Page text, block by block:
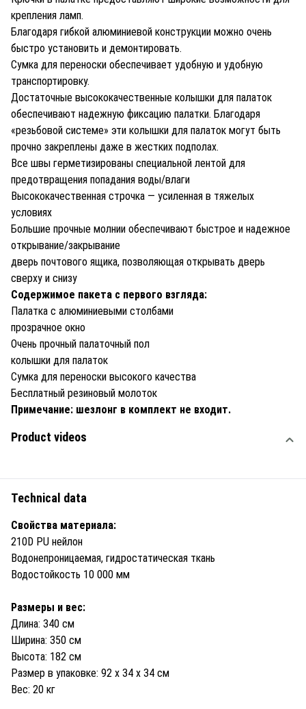
крепления ламп.
Благодаря гибкой алюминиевой конструкции можно очень
быстро установить и демонтировать.
Сумка для переноски обеспечивает удобную и удобную
транспортировку.
Достаточные высококачественные колышки для палаток
обеспечивают надежную фиксацию палатки. Благодаря
«резьбовой системе» эти колышки для палаток могут быть
прочно закреплены даже в жестких подполах.
Все швы герметизированы специальной лентой для
предотвращения попадания воды/влаги
Высококачественная строчка — усиленная в тяжелых
условиях
Большие прочные молнии обеспечивают быстрое и надежное
открывание/закрывание
дверь почтового ящика, позволяющая открывать дверь
сверху и снизу
Содержимое пакета с первого взгляда:
Палатка с алюминиевыми столбами
прозрачное окно
Очень прочный палаточный пол
колышки для палаток
Сумка для переноски высокого качества
Бесплатный резиновый молоток
Примечание: шезлонг в комплект не входит.
Product videos
Technical data
Свойства материала:
210D PU нейлон
Водонепроницаемая, гидростатическая ткань
Водостойкость 10 000 мм
Размеры и вес:
Длина: 340 см
Ширина: 350 см
Высота: 182 см
Размер в упаковке: 92 x 34 x 34 см
Вес: 20 кг